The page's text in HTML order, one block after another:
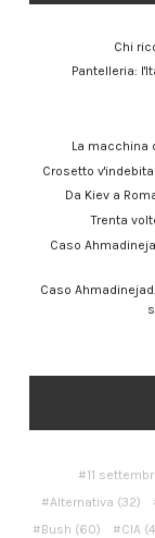
Chi
Pantelleria:
La macchina
Crosetto
Da Kiev a
Trenta
Caso
Caso
11
Alternativa (32)
Bush (60) CIA